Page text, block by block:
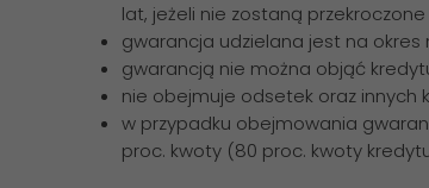
lat, jeżeli nie zostaną
gwarancja udzielana jest na okres
gwarancją nie można objąć
nie obejmuje odsetek oraz innych
w przypadku obejmowania
proc. kwoty (80 proc. kwoty